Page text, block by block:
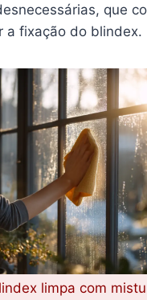
que
a fixação do blindex.
limpa com